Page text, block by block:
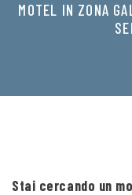
MOTEL IN ZONA
Stai cercando un